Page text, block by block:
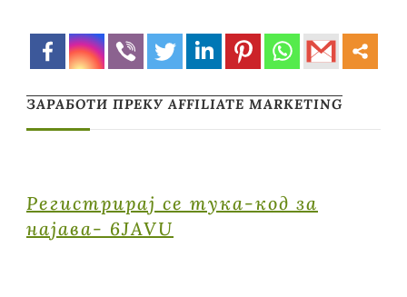
ЗАРАБОТИ ПРЕКУ AFFILIATE MARKETING
Регистрирај се тука-код за
најава- 6JAVU